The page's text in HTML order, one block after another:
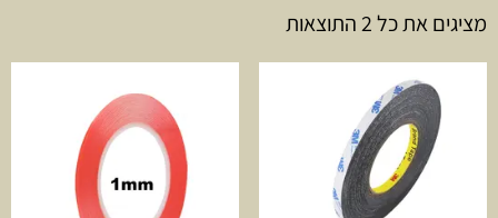
מציגים את כל ⁦2⁩ התוצאות